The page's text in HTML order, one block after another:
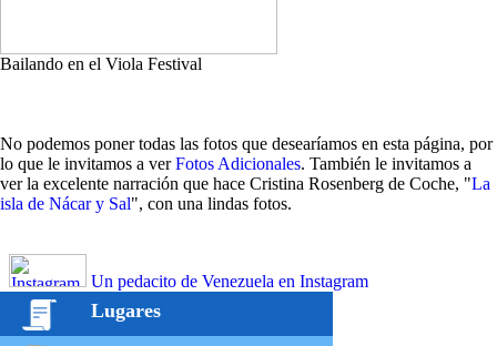
Bailando en el Viola Festival
No podemos poner todas las fotos que desearíamos en esta página, por
lo que le invitamos a verFotos Adicionales. También le invitamos a
ver la excelente narración que hace Cristina Rosenberg de Coche, "La
isla de Nácar y Sal", con una lindas fotos.
Un pedacito de Venezuela en Instagram
Lugares